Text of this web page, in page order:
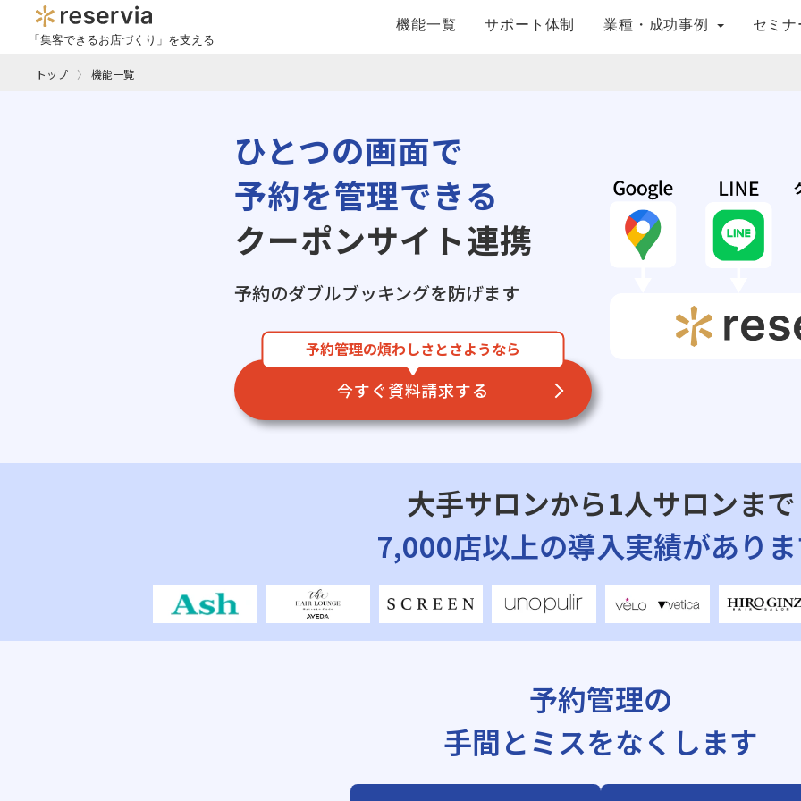
「集客できるお店づくり」を支える
機能一覧 サポート体制 業種・成功事例 セミ
トップ 機能一覧
ひとつの画面で
予約を管理できる
クーポンサイト連携
予約のダブルブッキングを防げます
予約管理の煩わしさとさようなら
今すぐ資料請求する
大手サロンから1人サロンまで
7,000店以上の導入実績があり
予約管理の
手間とミスをなくします